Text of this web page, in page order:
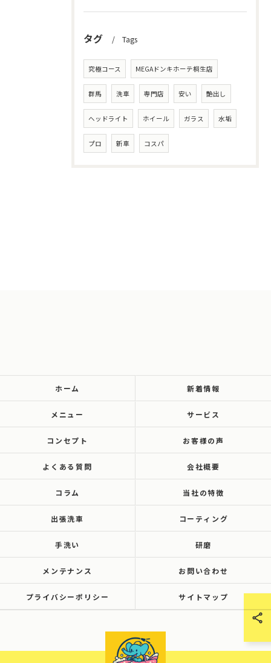
タグ Tags
究極コース MEGAドンキホーテ桐生店
群馬 洗車 専門店 安い 艶出し
ヘッドライト ホイール ガラス 水垢
プロ 新車 コスパ
ホーム 新着情報
メニュー サービス
コンセプト お客様の声
よくある質問 会社概要
コラム 当社の特徴
出張洗車 コーティング
手洗い 研磨
メンテナンス お問い合わせ
プライバシーポリシー サイトマップ